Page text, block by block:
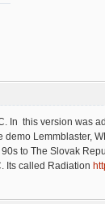
In this version was
Lemmblaster,
to The Slovak
Its called Radiation